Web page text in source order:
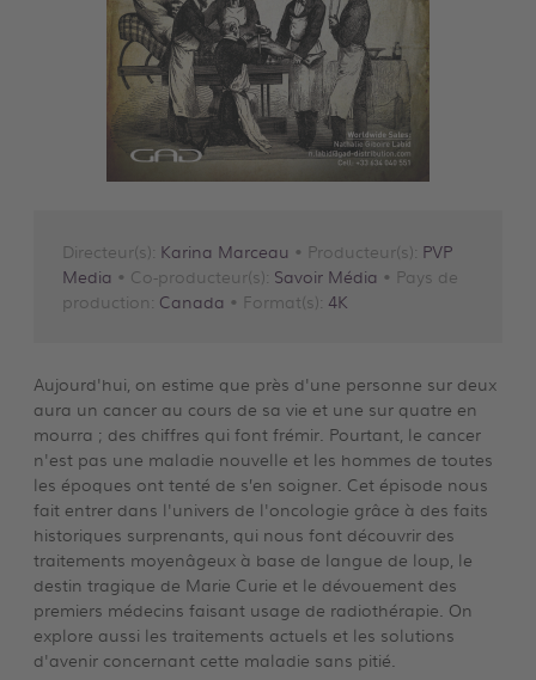
Directeur(s): Karina Marceau • Producteur(s): PVP
Media • Co-producteur(s): Savoir Média • Pays de
production: Canada • Format(s): 4K
Aujourd'hui, on estime que près d'une personne sur deux
aura un cancer au cours de sa vie et une sur quatre en
mourra ; des chiffres qui font frémir. Pourtant, le cancer
n'est pas une maladie nouvelle et les hommes de toutes
les époques ont tenté de s’en soigner. Cet épisode nous
fait entrer dans l'univers de l'oncologie grâce à des faits
historiques surprenants, qui nous font découvrir des
traitements moyenâgeux à base de langue de loup, le
destin tragique de Marie Curie et le dévouement des
premiers médecins faisant usage de radiothérapie. On
explore aussi les traitements actuels et les solutions
d'avenir concernant cette maladie sans pitié.